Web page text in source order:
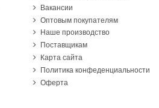
Вакансии
Оптовым покупателям
Наше производство
Поставщикам
Карта сайта
Политика конфеденциальности
Оферта